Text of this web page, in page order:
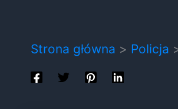
Strona główna Policja